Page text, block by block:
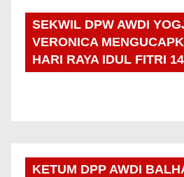
SEKWIL DPW AWDI
VERONICA
HARI RAYA IDUL FITRI
KETUM DPP AWDI